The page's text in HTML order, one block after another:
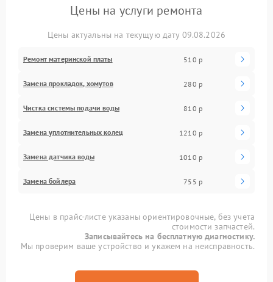
Цены на услуги ремонта
Цены актуальны на текущую дату 09.08.2026
Ремонт материнской платы 510 р
Замена прокладок, хомутов 280 р
Чистка системы подачи воды 810 р
Замена уплотнительных колец 1210 р
Замена датчика воды 1010 р
Замена бойлера 755 р
Цены в прайс-листе указаны ориентировочные, без учета
стоимости запчастей.
Записывайтесь на бесплатную диагностику.
Мы проверим ваше устройство и укажем на неисправность.